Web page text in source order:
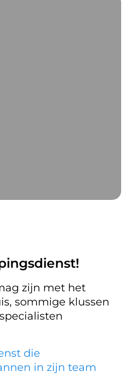
zijn met het
sommige klussen
die
in zijn team